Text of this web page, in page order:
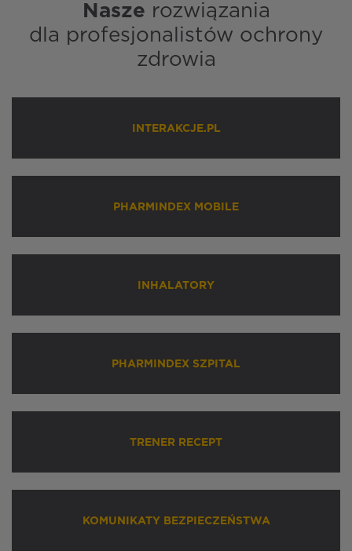
Nasze rozwiązania
dla profesjonalistów ochrony
zdrowia
INTERAKCJE.PL
PHARMINDEX MOBILE
INHALATORY
PHARMINDEX SZPITAL
TRENER RECEPT
KOMUNIKATY BEZPIECZEŃSTWA